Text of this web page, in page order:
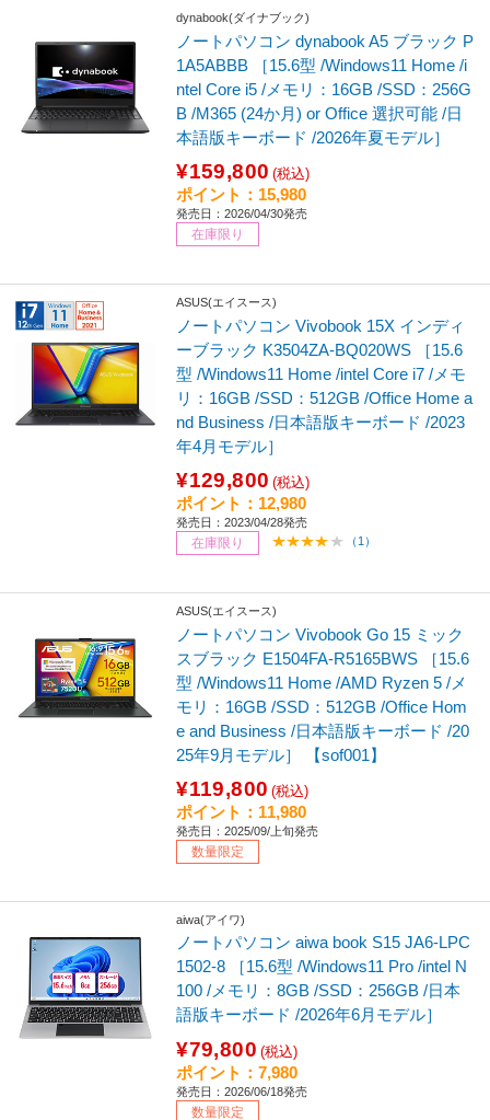
dynabook(ダイナブック)
ノートパソコン dynabook A5 ブラック P
1A5ABBB ［15.6型 /Windows11 Home /i
ntel Core i5 /メモリ：16GB /SSD：256G
B /M365 (24か月) or Office 選択可能 /日
本語版キーボード /2026年夏モデル］
¥159,800 (税込)
ポイント：15,980
発売日：2026/04/30発売
在庫限り
ASUS(エイスース)
ノートパソコン Vivobook 15X インディ
ーブラック K3504ZA-BQ020WS ［15.6
型 /Windows11 Home /intel Core i7 /メモ
リ：16GB /SSD：512GB /Office Home a
nd Business /日本語版キーボード /2023
年4月モデル］
¥129,800 (税込)
ポイント：12,980
発売日：2023/04/28発売
在庫限り （1）
ASUS(エイスース)
ノートパソコン Vivobook Go 15 ミック
スブラック E1504FA-R5165BWS ［15.6
型 /Windows11 Home /AMD Ryzen 5 /メ
モリ：16GB /SSD：512GB /Office Hom
e and Business /日本語版キーボード /20
25年9月モデル］ 【sof001】
¥119,800 (税込)
ポイント：11,980
発売日：2025/09/上旬発売
数量限定
aiwa(アイワ)
ノートパソコン aiwa book S15 JA6-LPC
1502-8 ［15.6型 /Windows11 Pro /intel N
100 /メモリ：8GB /SSD：256GB /日本
語版キーボード /2026年6月モデル］
¥79,800 (税込)
ポイント：7,980
発売日：2026/06/18発売
数量限定